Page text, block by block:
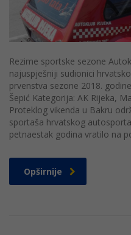
Rezime sportske sezone
najuspješniji sudionici
prvenstva sezone 2018.
Šepić Kategorija: AK Rijeka,
Proteklog vikenda u Bakru
sportaša hrvatskog
petnaestak godina vratilo na
Opširnije